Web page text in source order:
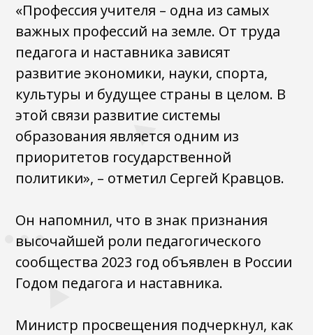
«Профессия учителя – одна из самых
важных профессий на земле. От труда
педагога и наставника зависят
развитие экономики, науки, спорта,
культуры и будущее страны в целом. В
этой связи развитие системы
образования является одним из
приоритетов государственной
политики», – отметил Сергей Кравцов.
Он напомнил, что в знак признания
высочайшей роли педагогического
сообщества 2023 год объявлен в России
Годом педагога и наставника.
Министр просвещения подчеркнул, как